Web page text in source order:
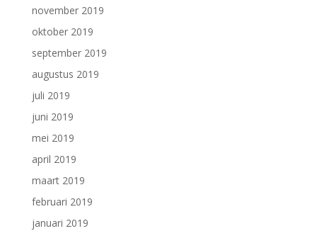
november 2019
oktober 2019
september 2019
augustus 2019
juli 2019
juni 2019
mei 2019
april 2019
maart 2019
februari 2019
januari 2019